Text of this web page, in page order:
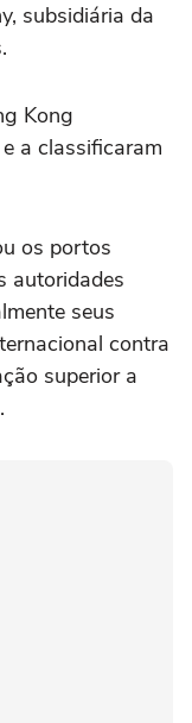
subsidiária da
Kong
a classificaram
os portos
autoridades
seus
contra
superior a